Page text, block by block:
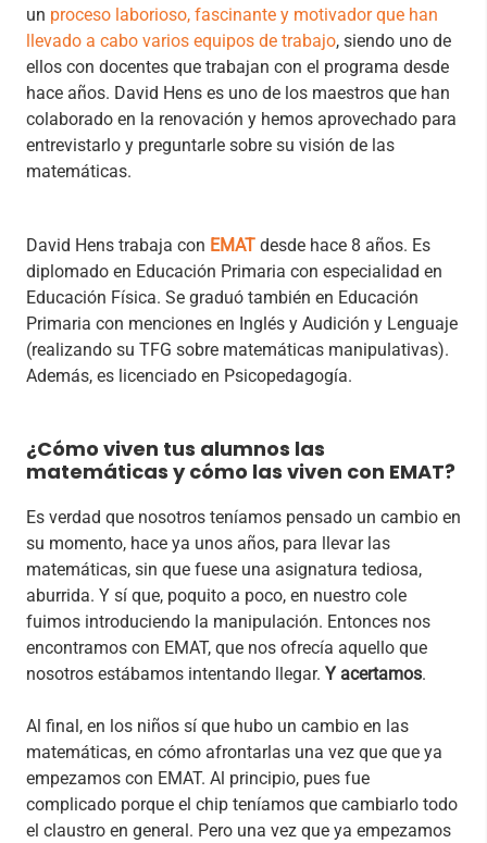
un proceso laborioso, fascinante y motivador que han
llevado a cabo varios equipos de trabajo, siendo uno de
ellos con docentes que trabajan con el programa desde
hace años. David Hens es uno de los maestros que han
colaborado en la renovación y hemos aprovechado para
entrevistarlo y preguntarle sobre su visión de las
matemáticas.
David Hens trabaja con EMAT desde hace 8 años. Es
diplomado en Educación Primaria con especialidad en
Educación Física. Se graduó también en Educación
Primaria con menciones en Inglés y Audición y Lenguaje
(realizando su TFG sobre matemáticas manipulativas).
Además, es licenciado en Psicopedagogía.
¿Cómo viven tus alumnos las
matemáticas y cómo las viven con EMAT?
Es verdad que nosotros teníamos pensado un cambio en
su momento, hace ya unos años, para llevar las
matemáticas, sin que fuese una asignatura tediosa,
aburrida. Y sí que, poquito a poco, en nuestro cole
fuimos introduciendo la manipulación. Entonces nos
encontramos con EMAT, que nos ofrecía aquello que
nosotros estábamos intentando llegar. Y acertamos.
Al final, en los niños sí que hubo un cambio en las
matemáticas, en cómo afrontarlas una vez que que ya
empezamos con EMAT. Al principio, pues fue
complicado porque el chip teníamos que cambiarlo todo
el claustro en general. Pero una vez que ya empezamos